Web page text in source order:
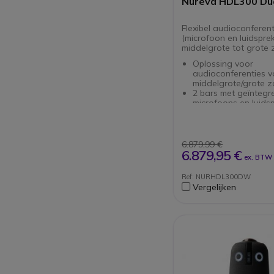
Flexibel
(microfoon en
middelgrote tot grote
Oplossing voor
audioconferenties
middelgrote/grote
2 bars met
microfoons en
systeem past zich
vergadering aan
Analoge in/uit-
aansluiting op
codec systemen
Unieke technologie
videoplatformen
Geoptimaliseerd
6.879,99 €
6.879,95 € ex. BTW
Ref: NURHDL300DW
Vergelijken